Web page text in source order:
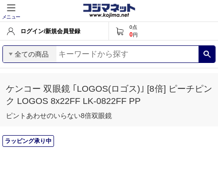
メニュー
ログイン/新規会員登録
0点
0円
全ての商品
ケンコー 双眼鏡 ｢LOGOS(ロゴス)｣ [8倍] ピーチピン
ク LOGOS 8x22FF LK-0822FF PP
ピントあわせのいらない8倍双眼鏡
ラッピング承り中